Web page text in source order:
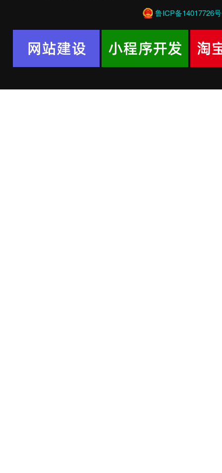
鲁ICP备14017726